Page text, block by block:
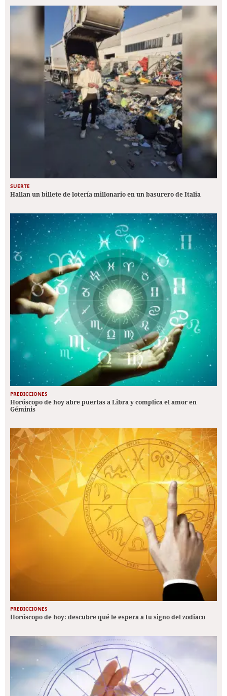
SUERTE
Hallan un billete de lotería millonario en un basurero de Italia
PREDICCIONES
Horóscopo de hoy abre puertas a Libra y complica el amor en
Géminis
PREDICCIONES
Horóscopo de hoy: descubre qué le espera a tu signo del zodiaco